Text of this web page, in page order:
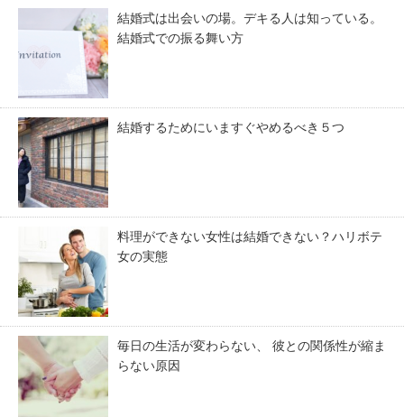
結婚式は出会いの場。デキる人は知っている。
結婚式での振る舞い方
結婚するためにいますぐやめるべき５つ
料理ができない女性は結婚できない？ハリボテ
女の実態
毎日の生活が変わらない、 彼との関係性が縮ま
らない原因